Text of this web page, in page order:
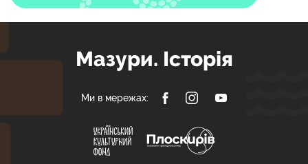
Мазури. Історія
Ми в мережах: